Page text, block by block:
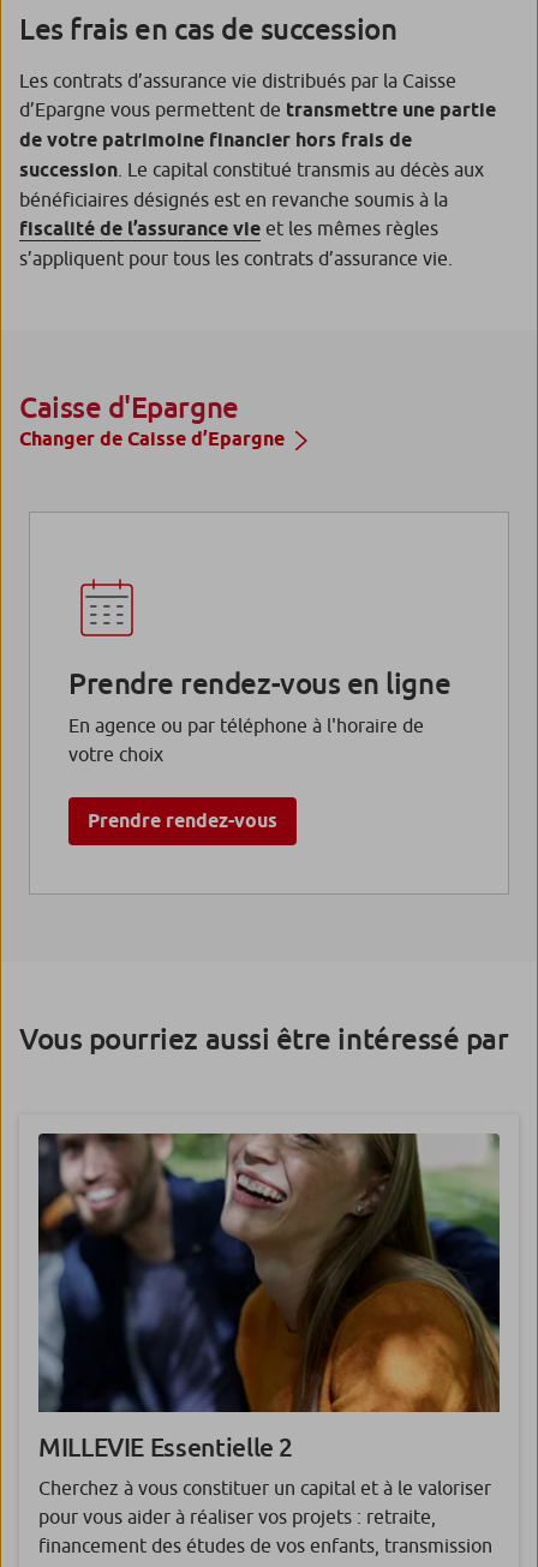
Les frais en cas de succession
Les contrats d’assurance vie distribués par la Caisse
d’Epargne vous permettent de transmettre une partie
de votre patrimoine financier hors frais de
succession . Le capital constitué transmis au décès aux
bénéficiaires désignés est en revanche soumis à la
fiscalité de l’assurance vie et les mêmes règles
s’appliquent pour tous les contrats d’assurance vie.
Caisse d'Epargne
Changer de Caisse d’Epargne
Prendre rendez-vous en ligne
En agence ou par téléphone à l'horaire de
votre choix
Prendre rendez-vous
Vous pourriez aussi être intéressé par
MILLEVIE Essentielle 2
Cherchez à vous constituer un capital et à le valoriser
pour vous aider à réaliser vos projets : retraite,
financement des études de vos enfants, transmission